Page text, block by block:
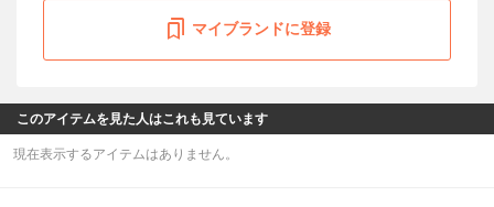
マイブランドに登録
このアイテムを見た人はこれも見ています
現在表示するアイテムはありません。